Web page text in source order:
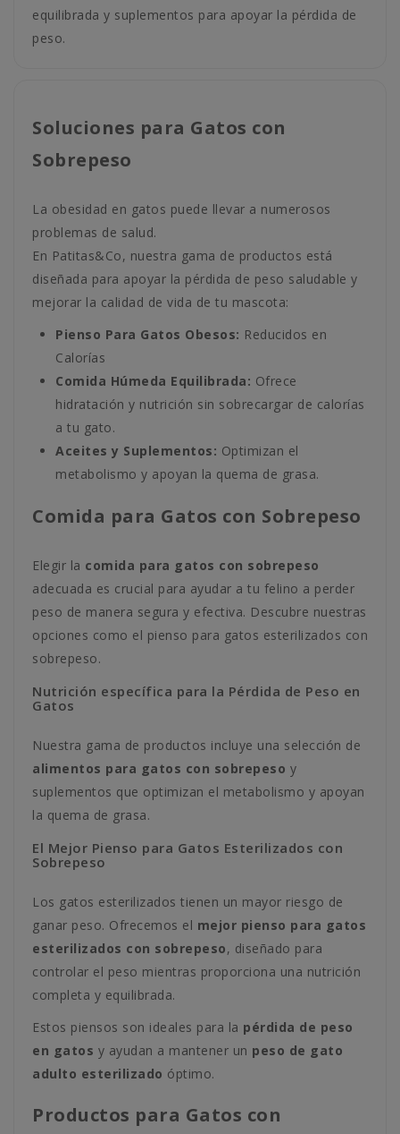
equilibrada y suplementos para apoyar la pérdida de
peso.
Soluciones para Gatos con
Sobrepeso
La obesidad en gatos puede llevar a numerosos
problemas de salud.
En Patitas&Co, nuestra gama de productos está
diseñada para apoyar la pérdida de peso saludable y
mejorar la calidad de vida de tu mascota:
Pienso Para Gatos Obesos: Reducidos en
Calorías
Comida Húmeda Equilibrada: Ofrece
hidratación y nutrición sin sobrecargar de calorías
a tu gato.
Aceites y Suplementos: Optimizan el
metabolismo y apoyan la quema de grasa.
Comida para Gatos con Sobrepeso
Elegir la comida para gatos con sobrepeso
adecuada es crucial para ayudar a tu felino a perder
peso de manera segura y efectiva. Descubre nuestras
opciones como el pienso para gatos esterilizados con
sobrepeso.
Nutrición específica para la Pérdida de Peso en
Gatos
Nuestra gama de productos incluye una selección de
alimentos para gatos con sobrepeso y
suplementos que optimizan el metabolismo y apoyan
la quema de grasa.
El Mejor Pienso para Gatos Esterilizados con
Sobrepeso
Los gatos esterilizados tienen un mayor riesgo de
ganar peso. Ofrecemos el mejor pienso para gatos
esterilizados con sobrepeso, diseñado para
controlar el peso mientras proporciona una nutrición
completa y equilibrada.
Estos piensos son ideales para la pérdida de peso
en gatos y ayudan a mantener un peso de gato
adulto esterilizado óptimo.
Productos para Gatos con